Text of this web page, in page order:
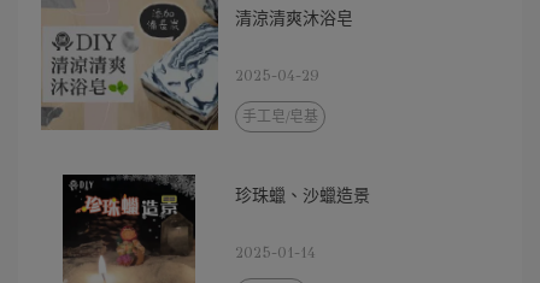
清涼清爽沐浴皂
2025-04-29
手工皂/皂基
珍珠蠟、沙蠟造景
2025-01-14